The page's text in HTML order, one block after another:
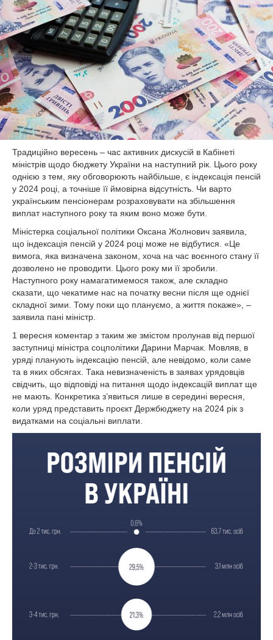
Традиційно вересень – час активних дискусій в Кабінеті
міністрів щодо бюджету України на наступний рік. Цього року
однією з тем, яку обговорюють найбільше, є індексація пенсій
у 2024 році, а точніше її ймовірна відсутність. Чи варто
українським пенсіонерам розраховувати на збільшення
виплат наступного року та яким воно може бути.
Міністерка соціальної політики Оксана Жолнович заявила,
що індексація пенсій у 2024 році може не відбутися. «Це
вимога, яка визначена законом, хоча на час воєнного стану її
дозволено не проводити. Цього року ми її зробили.
Наступного року намагатимемося також, але складно
сказати, що чекатиме нас на початку весни після ще однієї
складної зими. Тому поки що плануємо, а життя покаже», –
заявила пані міністр.
1 вересня коментар з таким же змістом пролунав від першої
заступниці міністра соцполітики Дарини Марчак. Мовляв, в
уряді планують індексацію пенсій, але невідомо, коли саме
та в яких обсягах. Така невизначеність в заявах урядовців
свідчить, що відповіді на питання щодо індексацій виплат ще
не мають. Конкретика з’явиться лише в середині вересня,
коли уряд представить проєкт Держбюджету на 2024 рік з
видатками на соціальні виплати.